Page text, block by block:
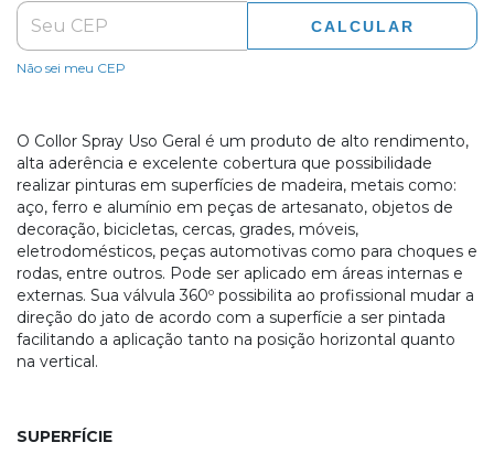
CALCULAR
Não sei meu CEP
O Collor Spray Uso Geral é um produto de alto rendimento,
alta aderência e excelente cobertura que possibilidade
realizar pinturas em superfícies de madeira, metais como:
aço, ferro e alumínio em peças de artesanato, objetos de
decoração, bicicletas, cercas, grades, móveis,
eletrodomésticos, peças automotivas como para choques e
rodas, entre outros. Pode ser aplicado em áreas internas e
externas. Sua válvula 360º possibilita ao profissional mudar a
direção do jato de acordo com a superfície a ser pintada
facilitando a aplicação tanto na posição horizontal quanto
na vertical.
SUPERFÍCIE